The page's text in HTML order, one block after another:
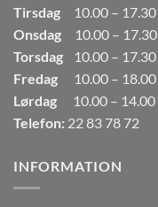
Tirsdag
10.00 – 17.30
Onsdag
10.00 – 17.30
Torsdag
10.00 – 17.30
Fredag
10.00 – 18.00
Lørdag
10.00 – 14.00
Telefon: 22 83 78 72
INFORMATION